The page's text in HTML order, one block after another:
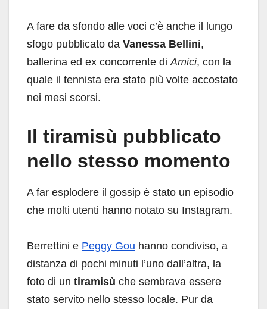
A fare da sfondo alle voci c’è anche il lungo
sfogo pubblicato da Vanessa Bellini,
ballerina ed ex concorrente di Amici, con la
quale il tennista era stato più volte accostato
nei mesi scorsi.
Il tiramisù pubblicato
nello stesso momento
A far esplodere il gossip è stato un episodio
che molti utenti hanno notato su Instagram.
Berrettini e Peggy Gou hanno condiviso, a
distanza di pochi minuti l’uno dall’altra, la
foto di un tiramisù che sembrava essere
stato servito nello stesso locale. Pur da